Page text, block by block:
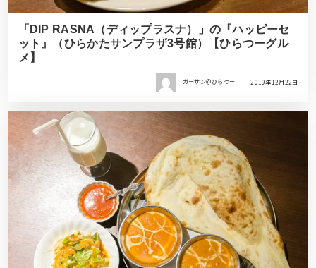
「DIP RASNA（ディップラスナ）」の『ハッピーセ
ット』（ひらかたサンプラザ3号館）【ひらつーグル
メ】
ガーサン＠ひらつー 2019年12月22日